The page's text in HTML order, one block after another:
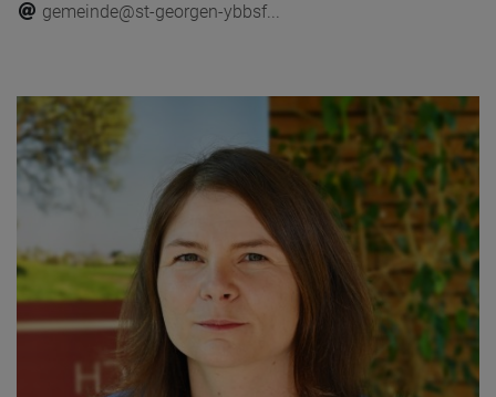
gemeinde@st-georgen-ybbsf...